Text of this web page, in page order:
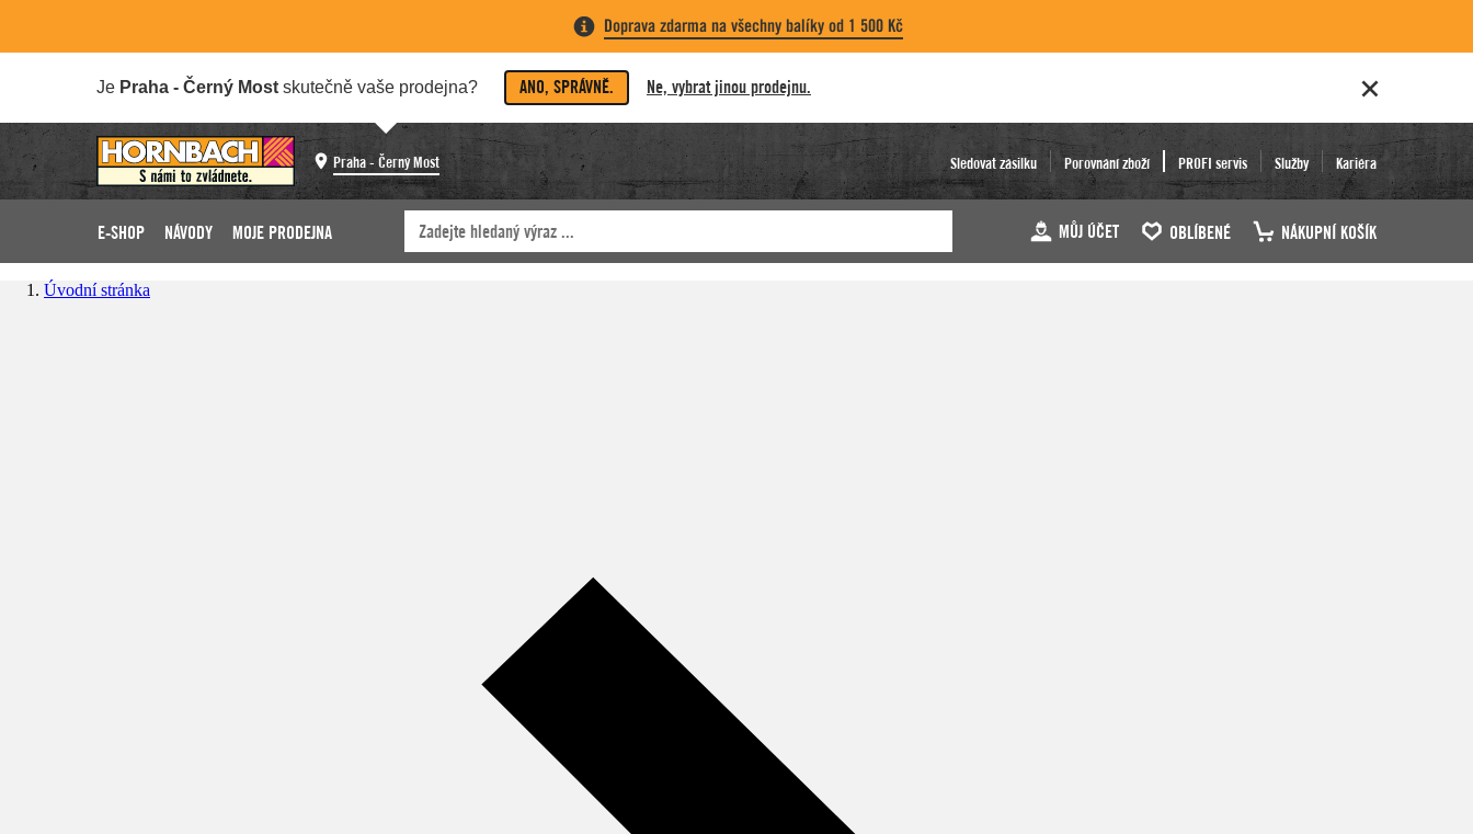
Doprava zdarma na všechny balíky od 1 500 Kč
Je Praha - Černý Most skutečně vaše prodejna? ANO, SPRÁVNĚ. Ne, vybrat jinou prodejnu.
Praha - Černý Most Sledovat zásilku Porovnání zboží PROFI servis Služby Kariéra
E-SHOP NÁVODY MOJE PRODEJNA MŮJ ÚČET OBLÍBENÉ NÁKUPNÍ KOŠÍK
Úvodní stránka